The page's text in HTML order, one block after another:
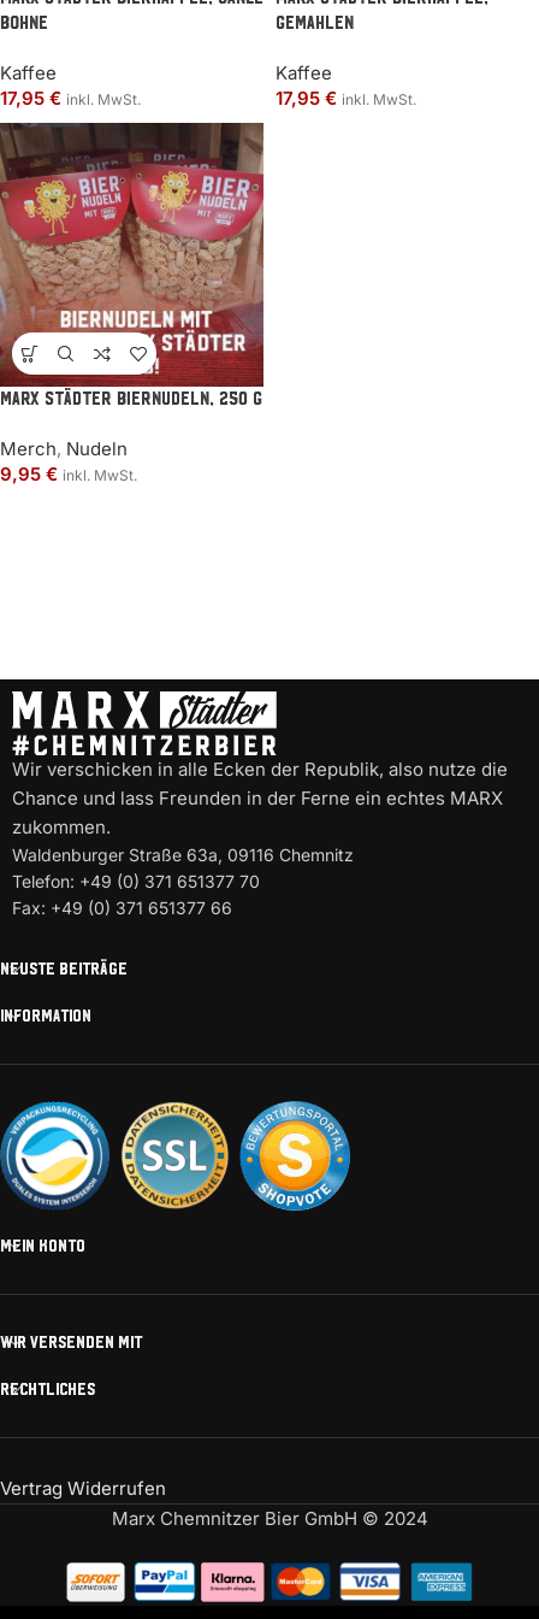
Bohne
Kaffee
17,95 € inkl. MwSt.
gemahlen
Kaffee
17,95 € inkl. MwSt.
MARX Städter Biernudeln, 250 g
Merch, Nudeln
9,95 € inkl. MwSt.
Wir verschicken in alle Ecken der Republik, also nutze die
Chance und lass Freunden in der Ferne ein echtes MARX
zukommen.
Waldenburger Straße 63a, 09116 Chemnitz
Telefon: +49 (0) 371 651377 70
Fax: +49 (0) 371 651377 66
NEUSTE BEITRÄGE
INFORMATION
MEIN KONTO
WIR VERSENDEN MIT
RECHTLICHES
Vertrag Widerrufen
Marx Chemnitzer Bier GmbH © 2024